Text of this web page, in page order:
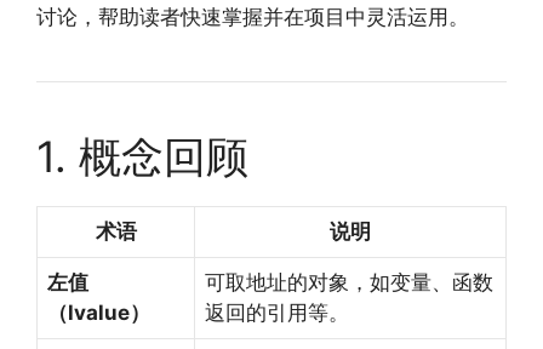
讨论，帮助读者快速掌握并在项目中灵活运用。
1. 概念回顾
术语 说明
左值
（lvalue）
可取地址的对象，如变量、函数
返回的引用等。